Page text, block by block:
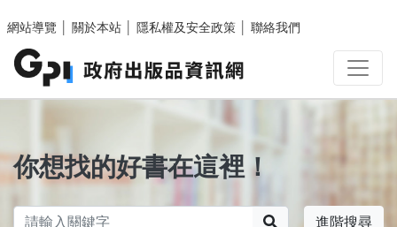
網站導覽
關於本站 隱私權及安全政策 聯絡我們
你想找的好書在這裡！
進階搜尋